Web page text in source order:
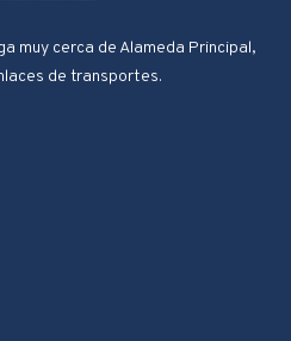
muy cerca de Alameda Principal,
de transportes.